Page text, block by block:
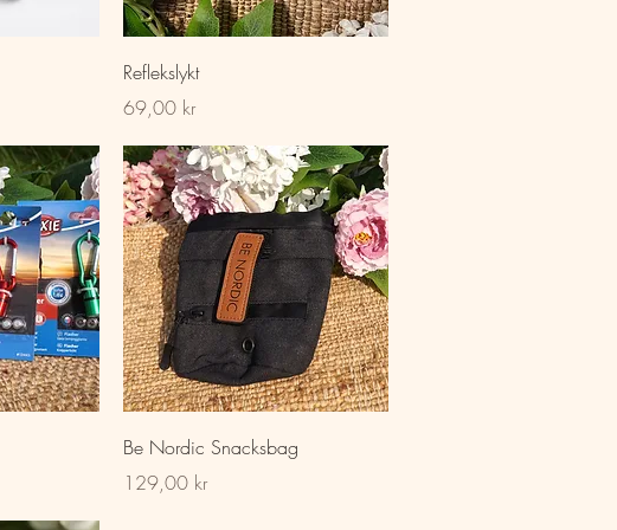
Reflekslykt
Pris
69,00 kr
Hurtigvisning
Be Nordic Snacksbag
Pris
129,00 kr